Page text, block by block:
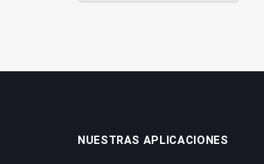
NUESTRAS APLICACIONES